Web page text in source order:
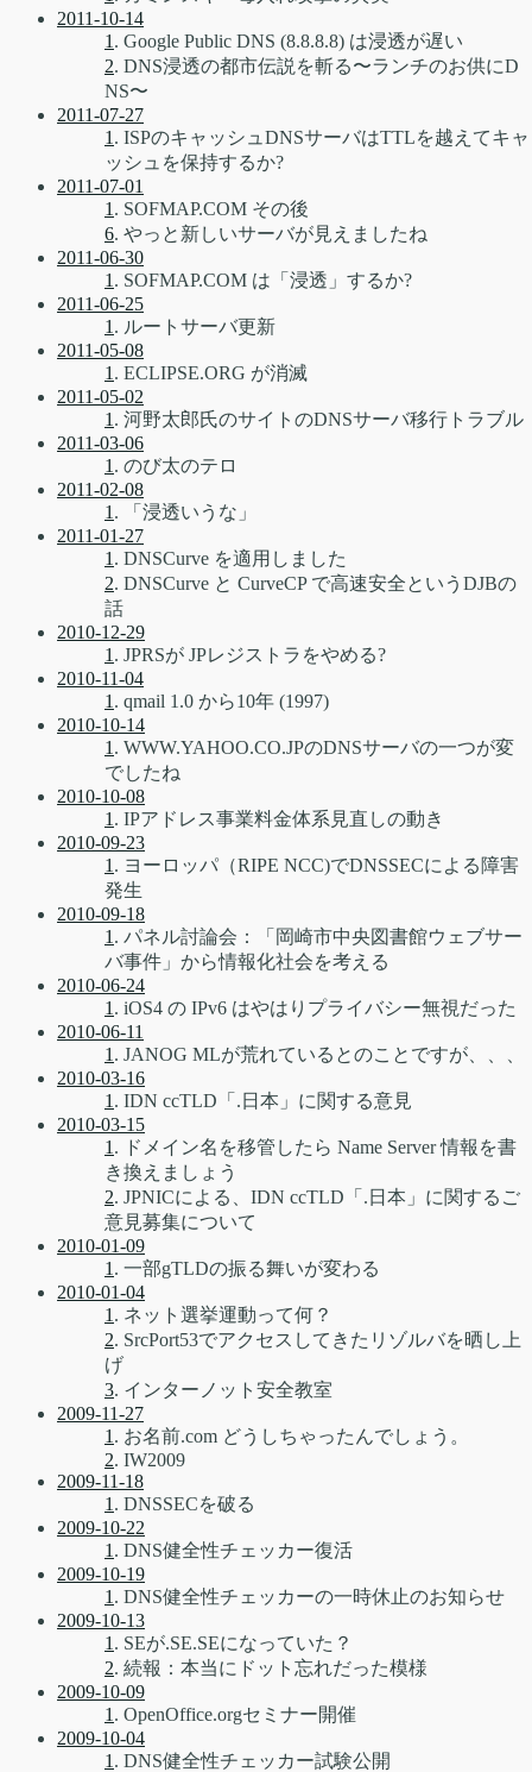
2011-10-14
1 . Google Public DNS (8.8.8.8) は浸透が遅い
2. DNS浸透の都市伝説を斬る〜ランチのお供にD
NS〜
2011-07-27
1 . ISPのキャッシュDNSサーバはTTLを越えてキャ
ッシュを保持するか?
2011-07-01
1 . SOFMAP.COM その後
6. やっと新しいサーバが見えましたね
2011-06-30
1 . SOFMAP.COM は「浸透」するか?
2011-06-25
1 . ルートサーバ更新
2011-05-08
1 . ECLIPSE.ORG が消滅
2011-05-02
1 . 河野太郎氏のサイトのDNSサーバ移行トラブル
2011-03-06
1 . のび太のテロ
2011-02-08
1 . 「浸透いうな」
2011-01-27
1 . DNSCurve を適用しました
2. DNSCurve と CurveCP で高速安全というDJBの
話
2010-12-29
1 . JPRSが JPレジストラをやめる?
2010-11-04
1 . qmail 1.0 から10年 (1997)
2010-10-14
1 . WWW.YAHOO.CO.JPのDNSサーバの一つが変
でしたね
2010-10-08
1 . IPアドレス事業料金体系見直しの動き
2010-09-23
1 . ヨーロッパ（RIPE NCC)でDNSSECによる障害
発生
2010-09-18
1 . パネル討論会：「岡崎市中央図書館ウェブサー
バ事件」から情報化社会を考える
2010-06-24
1 . iOS4 の IPv6 はやはりプライバシー無視だった
2010-06-11
1 . JANOG MLが荒れているとのことですが、、、
2010-03-16
1 . IDN ccTLD「.日本」に関する意見
2010-03-15
1 . ドメイン名を移管したら Name Server 情報を書
き換えましょう
2. JPNICによる、IDN ccTLD「.日本」に関するご
意見募集について
2010-01-09
1 . 一部gTLDの振る舞いが変わる
2010-01-04
1 . ネット選挙運動って何？
2. SrcPort53でアクセスしてきたリゾルバを晒し上
げ
3. インターノット安全教室
2009-11-27
1 . お名前.com どうしちゃったんでしょう。
2. IW2009
2009-11-18
1 . DNSSECを破る
2009-10-22
1 . DNS健全性チェッカー復活
2009-10-19
1 . DNS健全性チェッカーの一時休止のお知らせ
2009-10-13
1 . SEが.SE.SEになっていた？
2. 続報：本当にドット忘れだった模様
2009-10-09
1 . OpenOffice.orgセミナー開催
2009-10-04
1 . DNS健全性チェッカー試験公開